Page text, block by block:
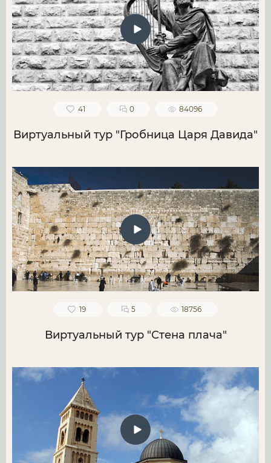
41 0 84096
Виртуальный тур "Гробница Царя Давида"
19 5 18756
Виртуальный тур "Стена плача"